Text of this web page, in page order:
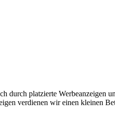
durch platzierte
verdienen wir einen kleinen